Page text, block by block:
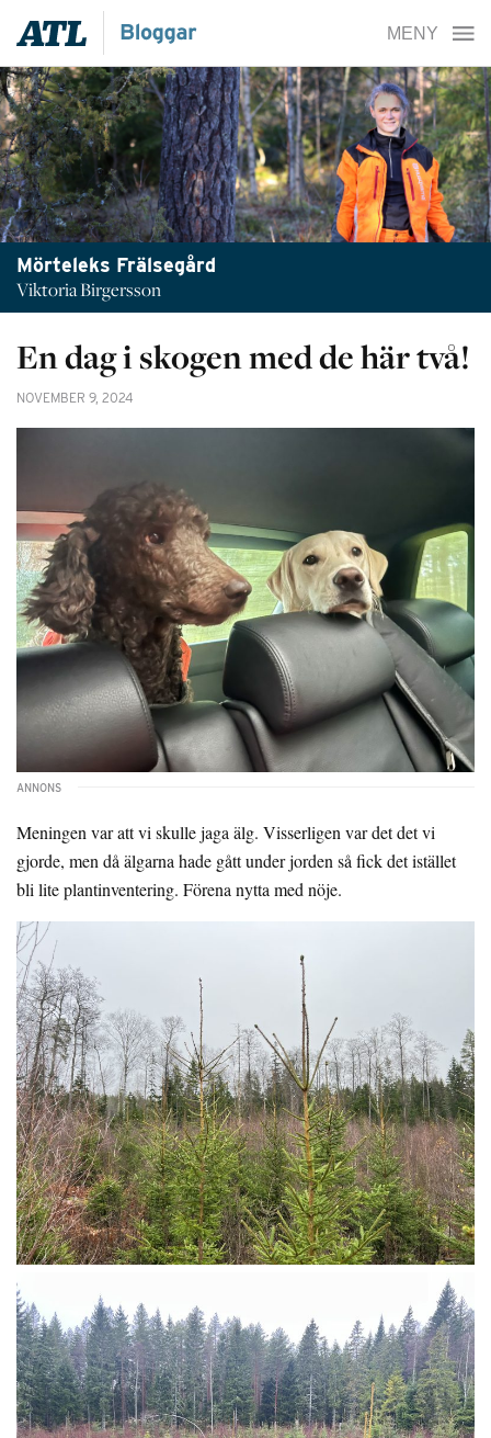
Mörteleks Frälsegård
Viktoria Birgersson
En dag i skogen med de här två!
NOVEMBER 9, 2024
Meningen var att vi skulle jaga älg. Visserligen var det det vi
gjorde, men då älgarna hade gått under jorden så fick det istället
bli lite plantinventering. Förena nytta med nöje.